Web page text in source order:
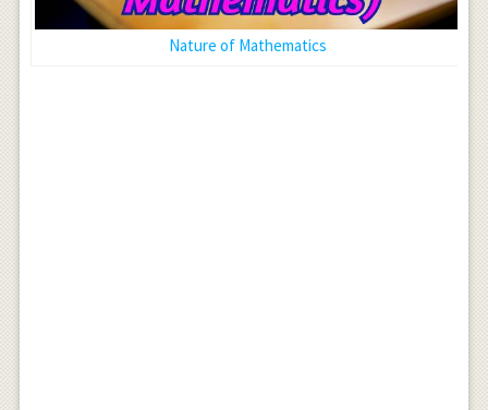
Nature of Mathematics